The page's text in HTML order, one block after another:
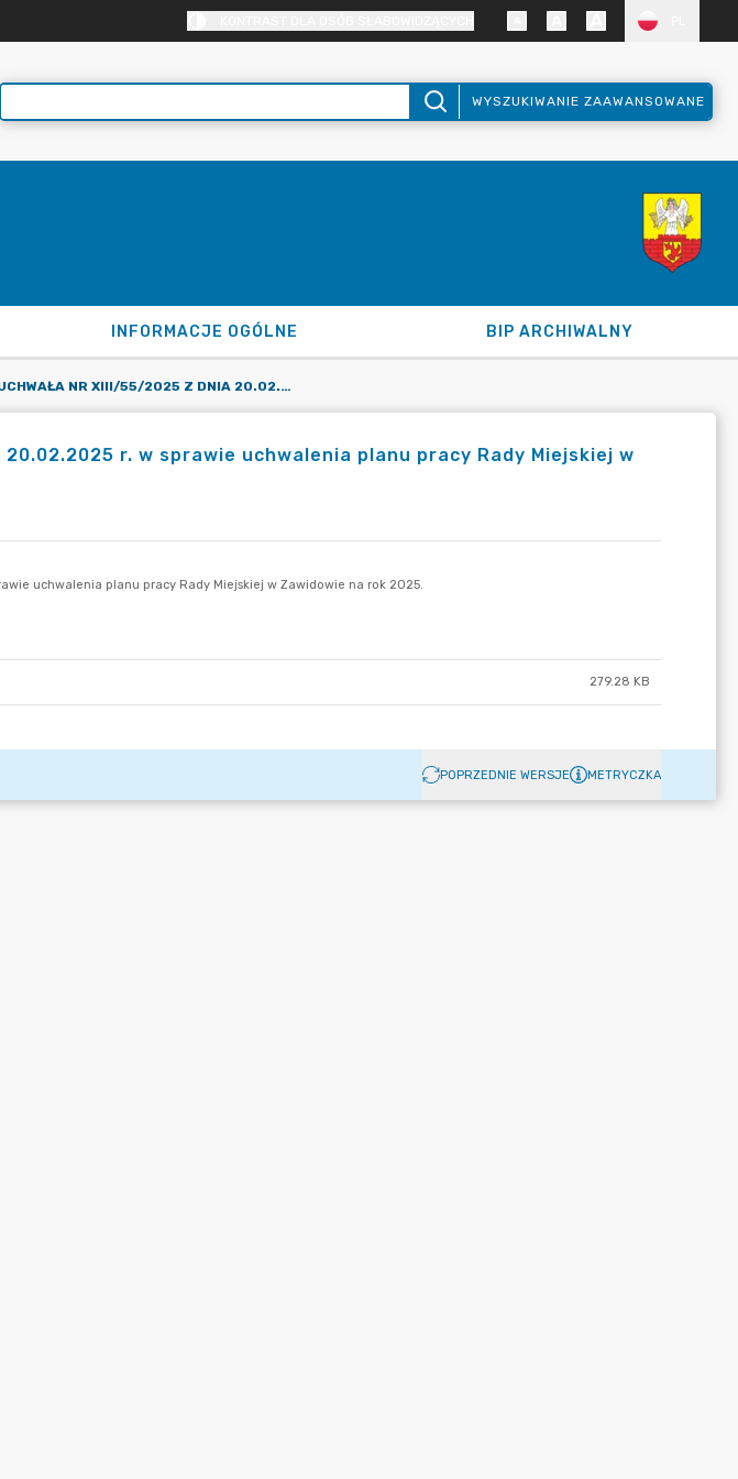
WYSZUKIWANIE ZAAWANSOWANE
INFORMACJE OGÓLNE BIP ARCHIWALNY
UCHWAŁA NR XIII/55/2025 Z DNIA 20.02.2025 R. W SPRAWIE UCHWALENIA PLANU PRACY RADY MIEJSKIEJ W ZAWIDOWIE NA 2025 R.
r. w sprawie uchwalenia planu pracy Rady Miejskiej w
279.28 KB
POPRZEDNIE WERSJE METRYCZKA